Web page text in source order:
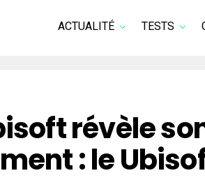
ACTUALITÉ TESTS
révèle
: le